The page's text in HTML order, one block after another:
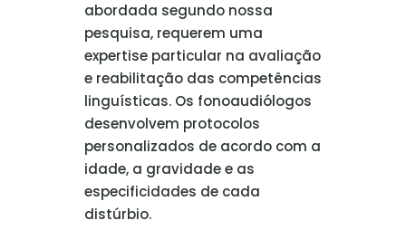
abordada segundo nossa
pesquisa, requerem uma
expertise particular na avaliação
e reabilitação das competências
linguísticas. Os fonoaudiólogos
desenvolvem protocolos
personalizados de acordo com a
idade, a gravidade e as
especificidades de cada
distúrbio.